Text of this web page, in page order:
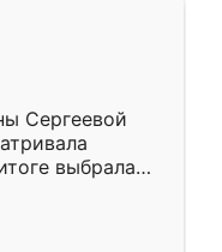
осталась
как и ожидала.
Сергеевой
выбрала
потом
объяснил
в срок, с